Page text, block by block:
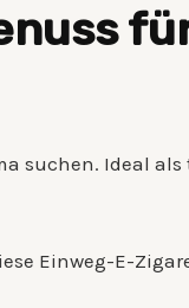
suchen. Ideal
Einweg-E-